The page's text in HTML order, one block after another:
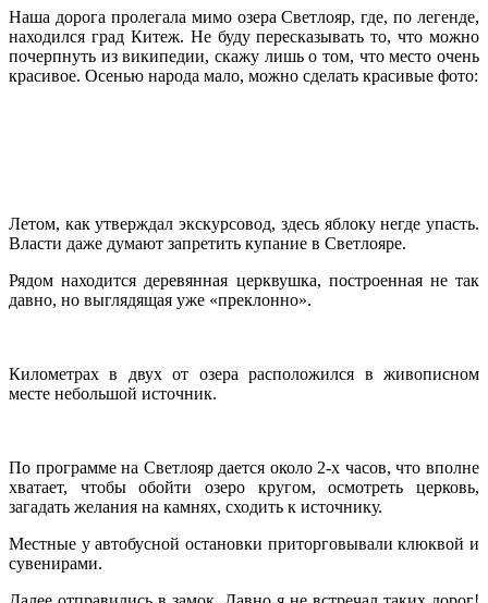
Наша дорога пролегала мимо озера Светлояр, где, по легенде,
находился град Китеж. Не буду пересказывать то, что можно
почерпнуть из википедии, скажу лишь о том, что место очень
красивое. Осенью народа мало, можно сделать красивые фото:
Летом, как утверждал экскурсовод, здесь яблоку негде упасть.
Власти даже думают запретить купание в Светлояре.
Рядом находится деревянная церквушка, построенная не так
давно, но выглядящая уже «преклонно».
Километрах в двух от озера расположился в живописном
месте небольшой источник.
По программе на Светлояр дается около 2-х часов, что вполне
хватает, чтобы обойти озеро кругом, осмотреть церковь,
загадать желания на камнях, сходить к источнику.
Местные у автобусной остановки приторговывали клюквой и
сувенирами.